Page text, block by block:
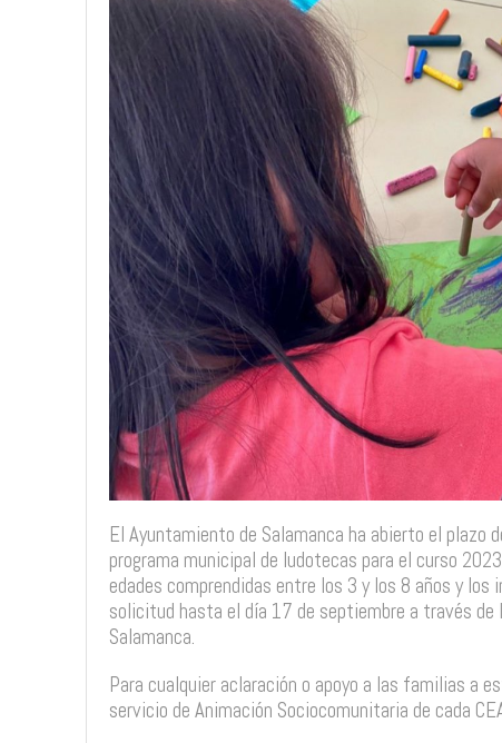
El Ayuntamiento de Salamanca ha abierto el plazo
programa municipal de ludotecas para el curso
edades comprendidas entre los 3 y los 8 años y los
solicitud hasta el día 17 de septiembre a través de
Salamanca.
Para cualquier aclaración o apoyo a las familias a
servicio de Animación Sociocomunitaria de cada